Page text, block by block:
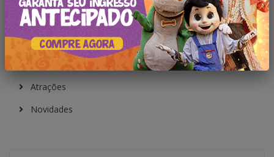
Todas Publicações
Atrações
Novidades